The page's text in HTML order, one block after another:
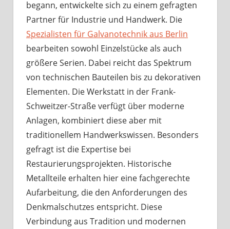
begann, entwickelte sich zu einem gefragten
Partner für Industrie und Handwerk. Die
Spezialisten für Galvanotechnik aus Berlin
bearbeiten sowohl Einzelstücke als auch
größere Serien. Dabei reicht das Spektrum
von technischen Bauteilen bis zu dekorativen
Elementen. Die Werkstatt in der Frank-
Schweitzer-Straße verfügt über moderne
Anlagen, kombiniert diese aber mit
traditionellem Handwerkswissen. Besonders
gefragt ist die Expertise bei
Restaurierungsprojekten. Historische
Metallteile erhalten hier eine fachgerechte
Aufarbeitung, die den Anforderungen des
Denkmalschutzes entspricht. Diese
Verbindung aus Tradition und modernen